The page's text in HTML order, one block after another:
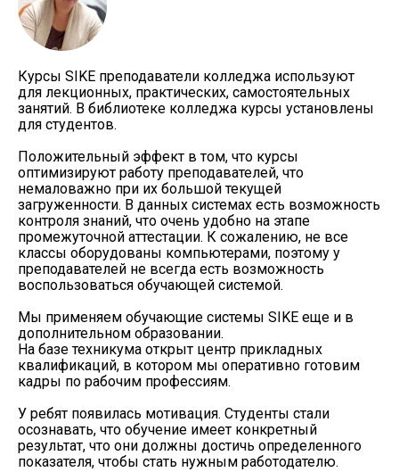
Курсы SIKE преподаватели колледжа используют
для лекционных, практических, самостоятельных
занятий. В библиотеке колледжа курсы установлены
для студентов.
Положительный эффект в том, что курсы
оптимизируют работу преподавателей, что
немаловажно при их большой текущей
загруженности. В данных системах есть возможность
контроля знаний, что очень удобно на этапе
промежуточной аттестации. К сожалению, не все
классы оборудованы компьютерами, поэтому у
преподавателей не всегда есть возможность
воспользоваться обучающей системой.
Мы применяем обучающие системы SIKE еще и в
дополнительном образовании.
На базе техникума открыт центр прикладных
квалификаций, в котором мы оперативно готовим
кадры по рабочим профессиям.
У ребят появилась мотивация. Студенты стали
осознавать, что обучение имеет конкретный
результат, что они должны достичь определенного
показателя, чтобы стать нужным работодателю.